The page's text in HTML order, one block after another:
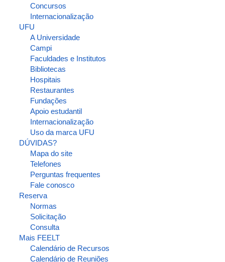
Concursos
Internacionalização
UFU
A Universidade
Campi
Faculdades e Institutos
Bibliotecas
Hospitais
Restaurantes
Fundações
Apoio estudantil
Internacionalização
Uso da marca UFU
DÚVIDAS?
Mapa do site
Telefones
Perguntas frequentes
Fale conosco
Reserva
Normas
Solicitação
Consulta
Mais FEELT
Calendário de Recursos
Calendário de Reuniões